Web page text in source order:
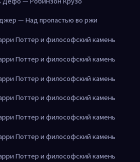
— Над пропастью во ржи
Поттер и философский камень
Поттер и философский камень
Поттер и философский камень
Поттер и философский камень
Поттер и философский камень
Поттер и философский камень
Поттер и философский камень